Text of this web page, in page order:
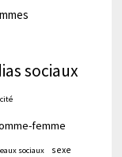
sociaux
femme
sociaux sexe